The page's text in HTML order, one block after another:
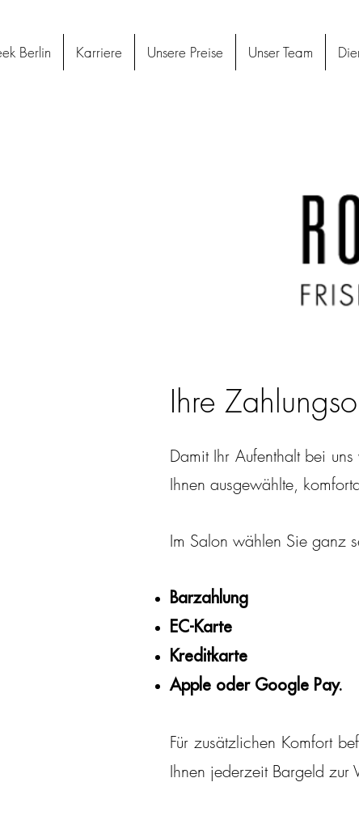
Berlin Karriere Unsere Preise Unser Team
Ihre
Damit Ihr Aufenthalt bei
Ihnen ausgewählte,
Im Salon wählen Sie ganz
Barzahlung
EC-Karte
Kreditkarte
Apple oder Google Pay.
Für zusätzlichen Komfort
Ihnen jederzeit Bargeld zur